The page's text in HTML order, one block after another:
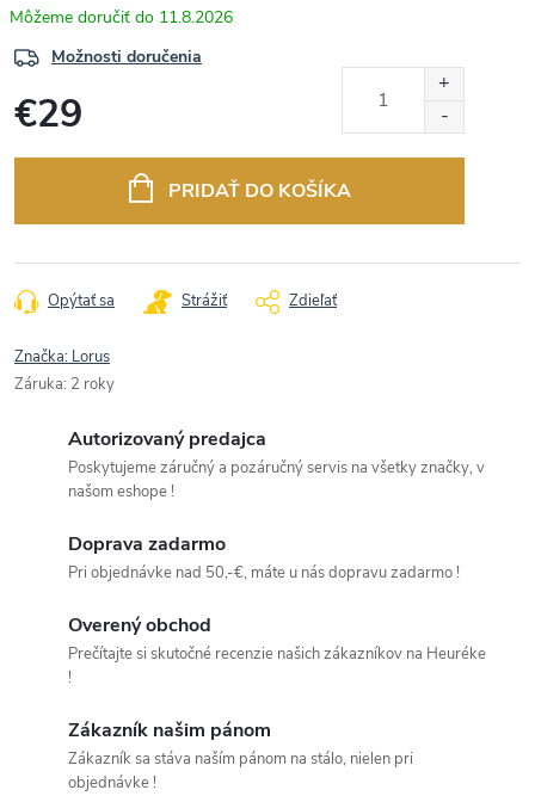
11.8.2026
Možnosti doručenia
€29
PRIDAŤ DO KOŠÍKA
Opýtať sa Strážiť Zdieľať
Značka: Lorus
Záruka: 2 roky
Autorizovaný predajca
Poskytujeme záručný a pozáručný servis na všetky značky, v
našom eshope !
Doprava zadarmo
Pri objednávke nad 50,-€, máte u nás dopravu zadarmo !
Overený obchod
Prečítajte si skutočné recenzie našich zákazníkov na Heuréke
!
Zákazník našim pánom
Zákazník sa stáva naším pánom na stálo, nielen pri
objednávke !